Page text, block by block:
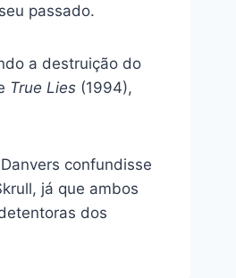
passado.
a destruição do
True Lies (1994),
confundisse
já que ambos
dos